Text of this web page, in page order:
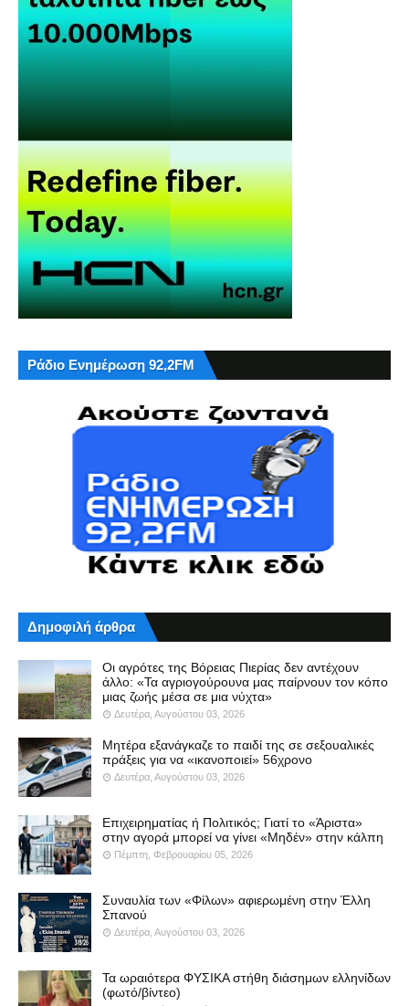
Ράδιο Ενημέρωση 92,2FM
Δημοφιλή άρθρα
Οι αγρότες της Βόρειας Πιερίας δεν αντέχουν
άλλο: «Τα αγριογούρουνα μας παίρνουν τον κόπο
μιας ζωής μέσα σε μια νύχτα»
Δευτέρα, Αυγούστου 03, 2026
Μητέρα εξανάγκαζε το παιδί της σε σεξουαλικές
πράξεις για να «ικανοποιεί» 56χρονο
Δευτέρα, Αυγούστου 03, 2026
Επιχειρηματίας ή Πολιτικός; Γιατί το «Άριστα»
στην αγορά μπορεί να γίνει «Μηδέν» στην κάλπη
Πέμπτη, Φεβρουαρίου 05, 2026
Συναυλία των «Φίλων» αφιερωμένη στην Έλλη
Σπανού
Δευτέρα, Αυγούστου 03, 2026
Τα ωραιότερα ΦΥΣΙΚΑ στήθη διάσημων ελληνίδων
(φωτό/βίντεο)